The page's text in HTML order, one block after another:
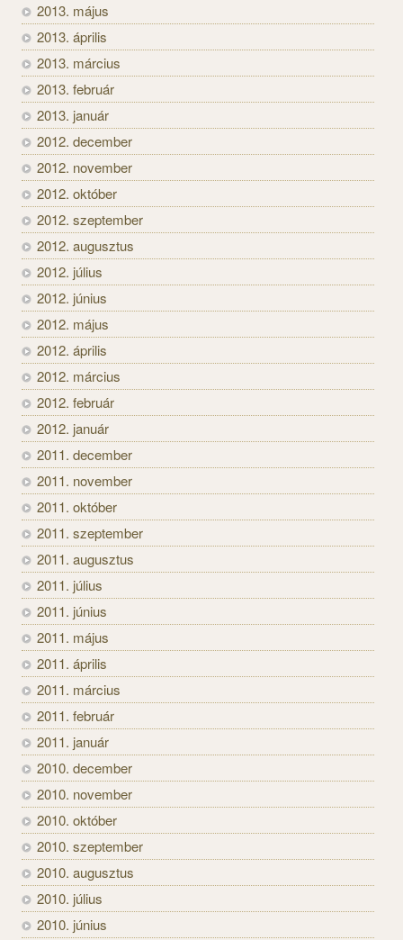
2013. május
2013. április
2013. március
2013. február
2013. január
2012. december
2012. november
2012. október
2012. szeptember
2012. augusztus
2012. július
2012. június
2012. május
2012. április
2012. március
2012. február
2012. január
2011. december
2011. november
2011. október
2011. szeptember
2011. augusztus
2011. július
2011. június
2011. május
2011. április
2011. március
2011. február
2011. január
2010. december
2010. november
2010. október
2010. szeptember
2010. augusztus
2010. július
2010. június